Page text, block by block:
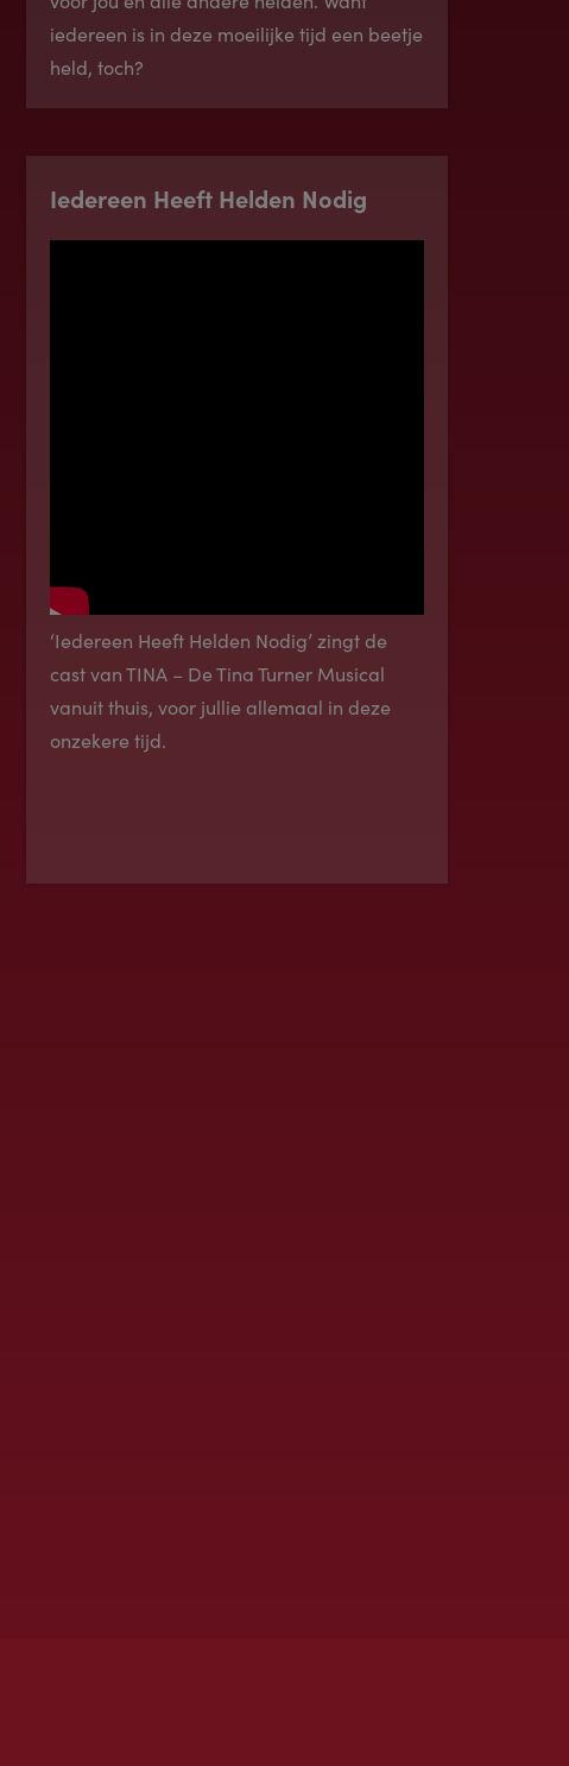
iedereen is in deze moeilijke tijd een beetje
held, toch?
Iedereen Heeft Helden Nodig
‘Iedereen Heeft Helden Nodig’ zingt de
cast van TINA – De Tina Turner Musical
vanuit thuis, voor jullie allemaal in deze
onzekere tijd.